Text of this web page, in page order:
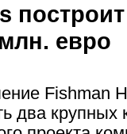
евро
Fishman
два крупных